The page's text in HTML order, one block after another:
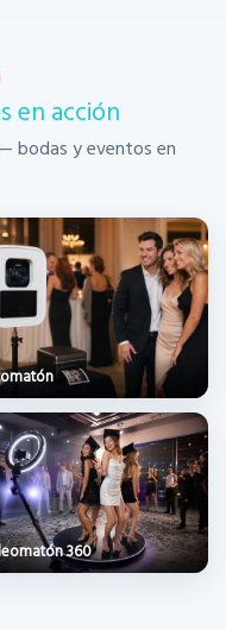
en acción
bodas y eventos en
360